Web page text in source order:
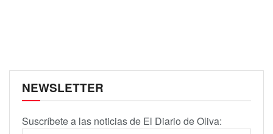
NEWSLETTER
Suscríbete a las noticias de El Diario de Oliva: